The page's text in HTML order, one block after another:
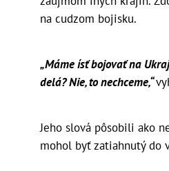
na cudzom bojisku.
„Máme ísť bojovať na
delá? Nie, to nechceme,“
Jeho slová pôsobili ako
mohol byť zatiahnutý do